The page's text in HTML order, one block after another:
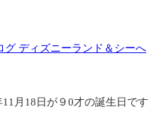
月18日が９0才の誕生日です